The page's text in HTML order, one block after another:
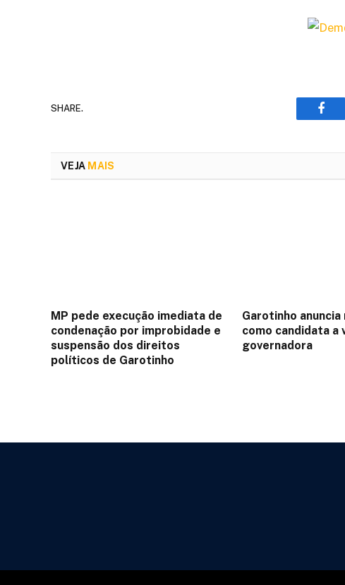
SHARE.
VEJA MAIS
MP pede execução imediata de
condenação por improbidade e
suspensão dos direitos
políticos de Garotinho
Garotinho anuncia
como candidata a
governadora